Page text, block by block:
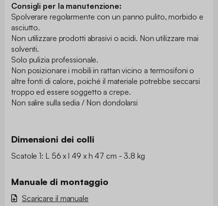
Consigli per la manutenzione:
Spolverare regolarmente con un panno pulito, morbido e
asciutto.
Non utilizzare prodotti abrasivi o acidi. Non utilizzare mai
solventi.
Solo pulizia professionale.
Non posizionare i mobili in rattan vicino a termosifoni o
altre fonti di calore, poiché il materiale potrebbe seccarsi
troppo ed essere soggetto a crepe.
Non salire sulla sedia / Non dondolarsi
Dimensioni dei colli
Scatole 1: L 56 x l 49 x h 47 cm - 3.8 kg
Manuale di montaggio
Scaricare il manuale